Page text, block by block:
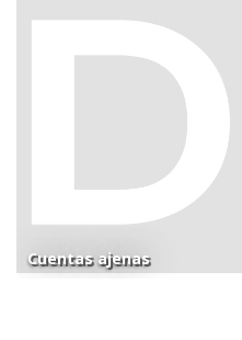
Cuentas ajenas